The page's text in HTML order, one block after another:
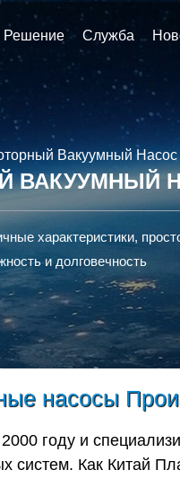
Решение Служба
Вакуумный Насос
ВАКУУМНЫЙ
характеристики,
и долговечность
насосы
году и
систем. Как Китай